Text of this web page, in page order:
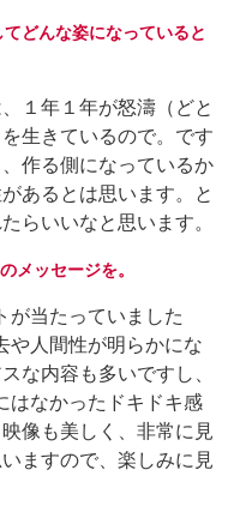
どんな姿になっていると
１年１年が怒濤（どと
生きているので。です
作る側になっているか
あるとは思います。と
らいいなと思います。
メッセージを。
当たっていました
や人間性が明らかにな
な内容も多いですし、
はなかったドキドキ感
像も美しく、非常に見
ますので、楽しみに見